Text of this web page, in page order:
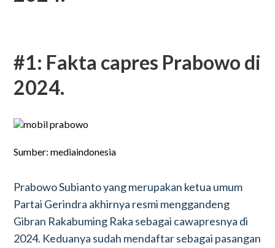
#1: Fakta capres Prabowo di
2024.
Sumber: mediaindonesia
Prabowo Subianto yang merupakan ketua umum
Partai Gerindra akhirnya resmi menggandeng
Gibran Rakabuming Raka sebagai cawapresnya di
2024. Keduanya sudah mendaftar sebagai pasangan